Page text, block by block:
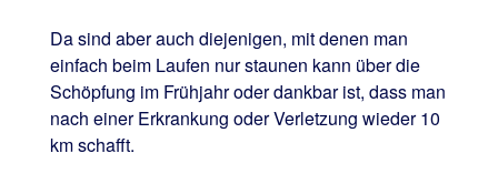
Da sind aber auch diejenigen, mit denen man
einfach beim Laufen nur staunen kann über die
Schöpfung im Frühjahr oder dankbar ist, dass man
nach einer Erkrankung oder Verletzung wieder 10
km schafft.